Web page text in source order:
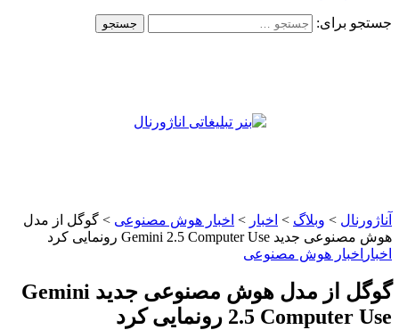
جستجو برای:
آناژورنال > وبلاگ > اخبار > اخبار هوش مصنوعی > گوگل از مدل
هوش مصنوعی جدید Gemini 2.5 Computer Use رونمایی کرد
اخبار اخبار هوش مصنوعی
گوگل از مدل هوش مصنوعی جدید Gemini
2.5 Computer Use رونمایی کرد